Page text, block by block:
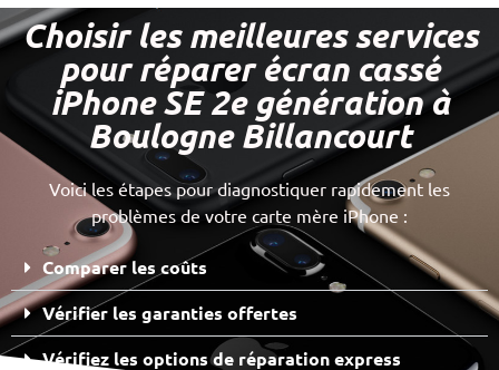
Choisir les meilleures services
pour réparer écran cassé
iPhone SE 2e génération à
Boulogne Billancourt
Voici les étapes pour diagnostiquer rapidement les
problèmes de votre carte mère iPhone :
Comparer les coûts
Vérifier les garanties offertes
Vérifiez les options de réparation express